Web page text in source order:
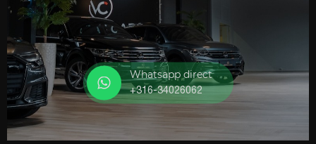
Whatsapp direct
+316-34026062